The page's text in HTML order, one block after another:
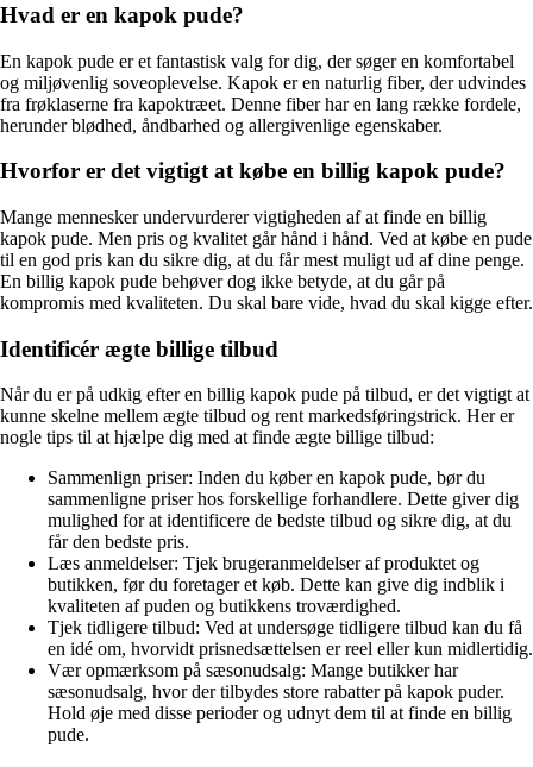
Hvad er en kapok pude?
En kapok pude er et fantastisk valg for dig, der søger en komfortabel
og miljøvenlig soveoplevelse. Kapok er en naturlig fiber, der udvindes
fra frøklaserne fra kapoktræet. Denne fiber har en lang række fordele,
herunder blødhed, åndbarhed og allergivenlige egenskaber.
Hvorfor er det vigtigt at købe en billig kapok pude?
Mange mennesker undervurderer vigtigheden af at finde en billig
kapok pude. Men pris og kvalitet går hånd i hånd. Ved at købe en pude
til en god pris kan du sikre dig, at du får mest muligt ud af dine penge.
En billig kapok pude behøver dog ikke betyde, at du går på
kompromis med kvaliteten. Du skal bare vide, hvad du skal kigge efter.
Identificér ægte billige tilbud
Når du er på udkig efter en billig kapok pude på tilbud, er det vigtigt at
kunne skelne mellem ægte tilbud og rent markedsføringstrick. Her er
nogle tips til at hjælpe dig med at finde ægte billige tilbud:
Sammenlign priser: Inden du køber en kapok pude, bør du
sammenligne priser hos forskellige forhandlere. Dette giver dig
mulighed for at identificere de bedste tilbud og sikre dig, at du
får den bedste pris.
Læs anmeldelser: Tjek brugeranmeldelser af produktet og
butikken, før du foretager et køb. Dette kan give dig indblik i
kvaliteten af puden og butikkens troværdighed.
Tjek tidligere tilbud: Ved at undersøge tidligere tilbud kan du få
en idé om, hvorvidt prisnedsættelsen er reel eller kun midlertidig.
Vær opmærksom på sæsonudsalg: Mange butikker har
sæsonudsalg, hvor der tilbydes store rabatter på kapok puder.
Hold øje med disse perioder og udnyt dem til at finde en billig
pude.